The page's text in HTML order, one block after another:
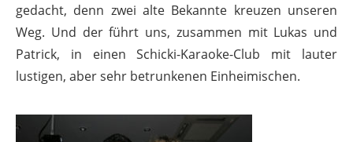
gedacht, denn zwei alte Bekannte kreuzen unseren
Weg. Und der führt uns, zusammen mit Lukas und
Patrick, in einen Schicki-Karaoke-Club mit lauter
lustigen, aber sehr betrunkenen Einheimischen.